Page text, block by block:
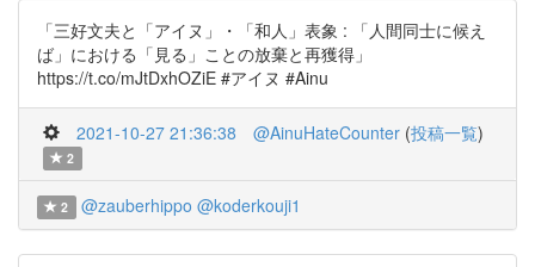
「三好文夫と「アイヌ」・「和人」表象 : 「人間同士に候え
ば」における「見る」ことの放棄と再獲得」
https://t.co/mJtDxhOZiE #アイヌ #Ainu
2021-10-27 21:36:38 @AinuHateCounter (投稿一覧)
2
2 @zauberhippo @koderkouji1